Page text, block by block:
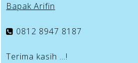
Bapak Arifin
0812 8947 8187
Terima kasih …!